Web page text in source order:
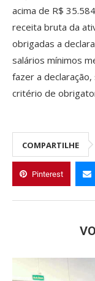
acima de R$
receita bruta da
obrigadas a
salários mínimos
fazer a
critério de
COMPARTILHE
Pinterest